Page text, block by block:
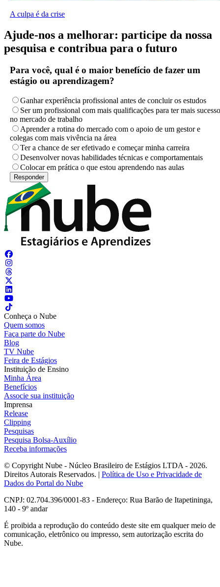
A culpa é da crise
Ajude-nos a melhorar: participe da nossa
pesquisa e contribua para o futuro
Para você, qual é o maior benefício de fazer um
estágio ou aprendizagem?
Ganhar experiência profissional antes de concluir os estudos
Ser um profissional com mais qualificações para ter mais sucesso
no mercado de trabalho
Aprender a rotina do mercado com o apoio de um gestor e
colegas com mais vivência na área
Ter a chance de ser efetivado e começar minha carreira
Desenvolver novas habilidades técnicas e comportamentais
Colocar em prática o que estou aprendendo nas aulas
Conheça o Nube
Quem somos
Faça parte do Nube
Blog
TV Nube
Feira de Estágios
Instituição de Ensino
Minha Área
Benefícios
Associe sua instituição
Imprensa
Release
Clipping
Pesquisas
Pesquisa Bolsa-Auxílio
Receba informações
© Copyright Nube - Núcleo Brasileiro de Estágios LTDA - 2026.
Direitos Autorais Reservados. | Política de Uso e Privacidade de
Dados do Portal do Nube
CNPJ: 02.704.396/0001-83 - Endereço: Rua Barão de Itapetininga,
140 - 9º andar
É proibida a reprodução do conteúdo deste site em qualquer meio de
comunicação, eletrônico ou impresso, sem autorização escrita do
Nube.